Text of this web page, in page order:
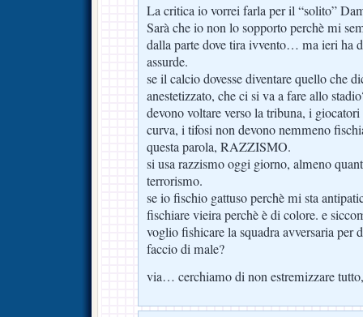
La critica io vorrei farla per il “solito”
Sarà che io non lo sopporto perchè mi
dalla parte dove tira ivvento… ma ieri ha
assurde.
se il calcio dovesse diventare quello che
anestetizzato, che ci si va a fare allo
devono voltare verso la tribuna, i
curva, i tifosi non devono nemmeno
questa parola, RAZZISMO.
si usa razzismo oggi giorno, almeno
terrorismo.
se io fischio gattuso perchè mi sta
fischiare vieira perchè è di colore. e
voglio fishicare la squadra avversaria per
faccio di male?
via… cerchiamo di non estremizzare